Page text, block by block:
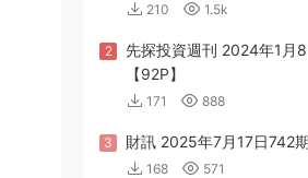
210 1.5k
2
先探投資週刊 2024年1月
【92P】
171 888
3 財訊 2025年7月17日742
168 571